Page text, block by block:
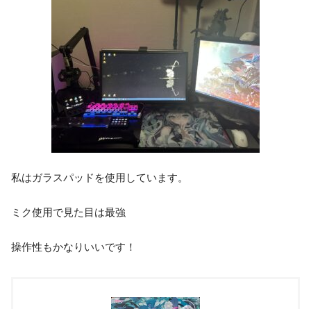
私はガラスパッドを使用しています。
ミク使用で見た目は最強
操作性もかなりいいです！